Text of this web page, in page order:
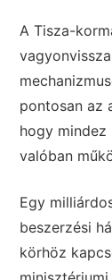
A Tisza-
pontosan az
hogy
valóban
Egy
beszerzési
körhöz